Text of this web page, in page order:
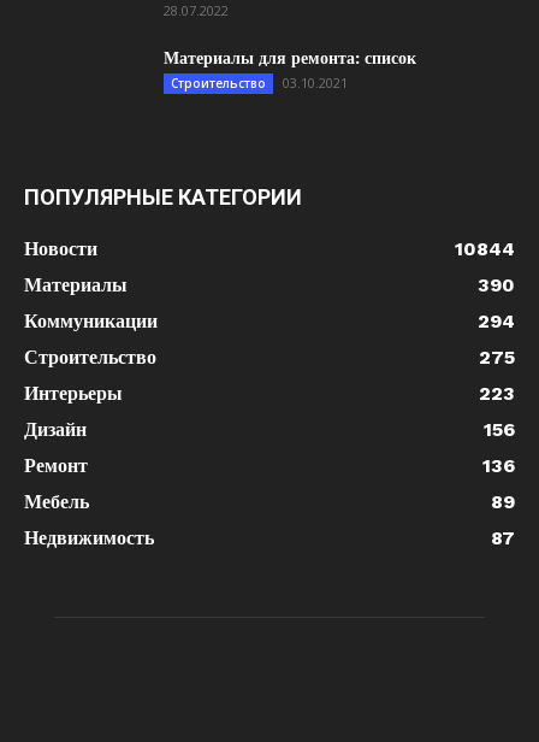
28.07.2022
Материалы для ремонта: список
Строительство 03.10.2021
ПОПУЛЯРНЫЕ КАТЕГОРИИ
Новости
10844
Материалы
390
Коммуникации
294
Строительство
275
Интерьеры
223
Дизайн
156
Ремонт
136
Мебель
89
Недвижимость
87